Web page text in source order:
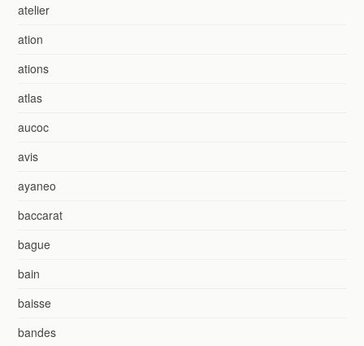
atelier
ation
ations
atlas
aucoc
avis
ayaneo
baccarat
bague
bain
baisse
bandes